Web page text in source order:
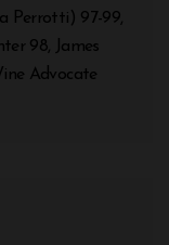
Perrotti) 97-99,
98, James
Advocate